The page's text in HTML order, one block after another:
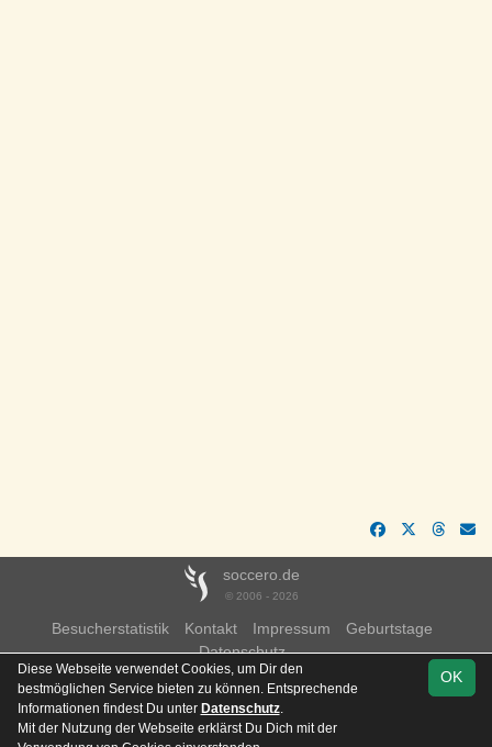
Team Kreisliga Spielplan
soccero.de
© 2006 - 2026
Besucherstatistik Kontakt Impressum
Geburtstage
Datenschutz
OK
Diese Webseite verwendet Cookies, um Dir den
bestmöglichen Service bieten zu können. Entsprechende
Informationen findest Du unter Datenschutz.
Mit der Nutzung der Webseite erklärst Du Dich mit der